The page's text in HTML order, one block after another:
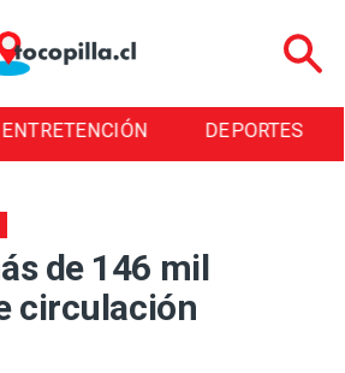
ENTRETENCIÓN DEPORTES
de 146 mil
circulación